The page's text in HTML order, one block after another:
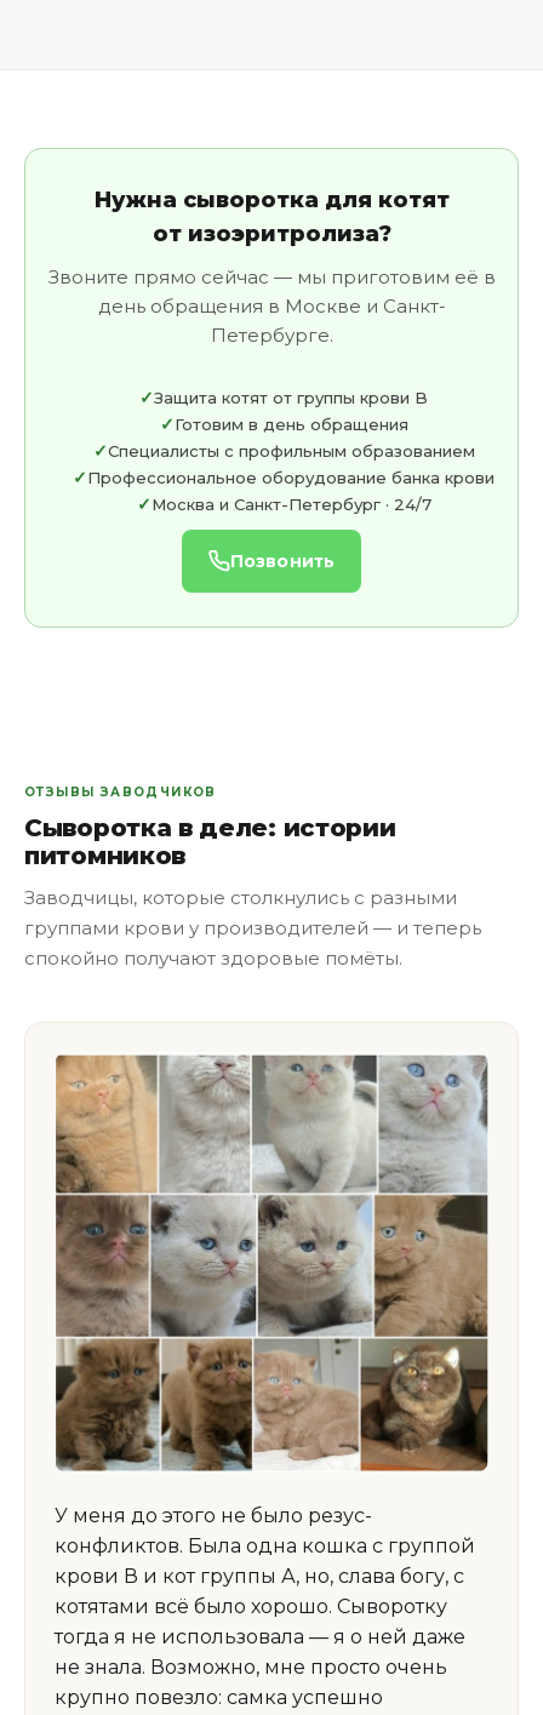
Нужна сыворотка для котят
от изоэритролиза?
Звоните прямо сейчас — мы приготовим её в
день обращения в Москве и Санкт-
Петербурге.
Защита котят от группы крови B
Готовим в день обращения
Специалисты с профильным образованием
Профессиональное оборудование банка крови
Москва и Санкт-Петербург · 24/7
Позвонить
ОТЗЫВЫ ЗАВОДЧИКОВ
Сыворотка в деле: истории
питомников
Заводчицы, которые столкнулись с разными
группами крови у производителей — и теперь
спокойно получают здоровые помёты.
У меня до этого не было резус-
конфликтов. Была одна кошка с группой
крови В и кот группы А, но, слава богу, с
котятами всё было хорошо. Сыворотку
тогда я не использовала — я о ней даже
не знала. Возможно, мне просто очень
крупно повезло: самка успешно